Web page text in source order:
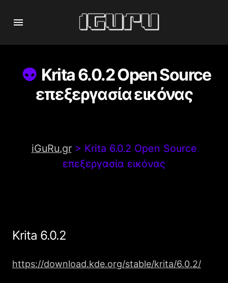
Krita 6.0.2 Open Source
επεξεργασία εικόνας
iGuRu.gr> Krita 6.0.2 Open Source
επεξεργασία εικόνας
Krita 6.0.2
https://download.kde.org/stable/krita/6.0.2/